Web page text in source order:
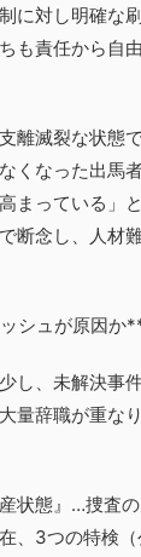
に対し明確な
も責任から自
離滅裂な状態
くなった出馬
まっている」
断念し、人材
シュが原因か
し、未解決事
量辞職が重な
状態』…捜査の
、3つの特検